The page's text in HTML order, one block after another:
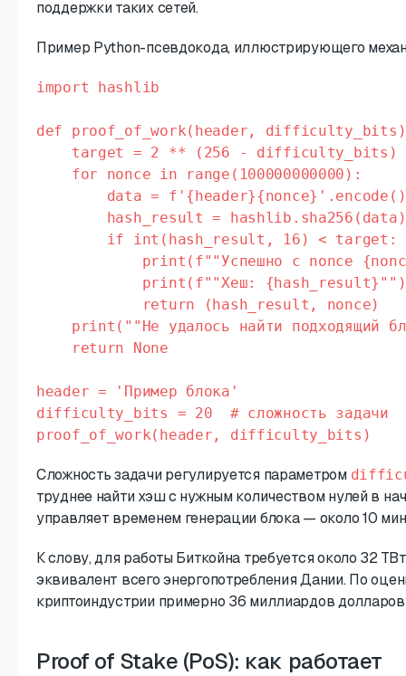
поддержки таких сетей.
Пример Python-псевдокода, иллюстрирующего
import hashlib
def proof_of_work(header,
    target = 2 ** (256 - difficulty_bits)
    for nonce in range(100000000000):
        data = f'{header}{nonce}'.encode()
hash_result =
        if int(hash_result, 16) < target:
print(f""Успешно с nonce
            print(f""Хеш: {hash_result}"")
            return (hash_result, nonce)
print(""Не удалось найти подходящий
    return None
header = 'Пример блока'
difficulty_bits = 20  # сложность задачи
Сложность задачи регулируется параметром
труднее найти хэш с нужным количеством нулей в
управляет временем генерации блока — около 10
К слову, для работы Биткойна требуется около 32
эквивалент всего энергопотребления Дании. По
криптоиндустрии примерно 36 миллиардов
Proof of Stake (PoS): как работает